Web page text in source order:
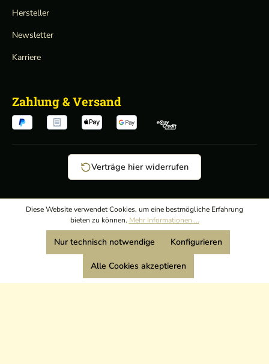
Hersteller
Newsletter
Karriere
Zahlung & Versand
Verträge hier widerrufen
AGB/
Datenschutz/
Wir sind Mitglied:
Diese Website verwendet Cookies, um eine bestmögliche Erfahrung
bieten zu können. Mehr Informationen ...
Nur technisch notwendige Konfigurieren
Alle Cookies akzeptieren